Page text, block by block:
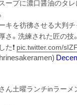
ープに濃口醤油のタ
キを彷彿させる大判チ
さ。洗練された匠の技。
た❗️ pic.twitter.com/
ん土曜ランチinラーメ